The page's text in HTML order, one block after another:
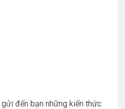
gửi đến bạn những kiến thức